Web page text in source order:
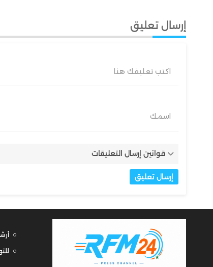
إرسال تعليق
اكتب تعليقك هنا
اسمك
قوانين إرسال التعليقات